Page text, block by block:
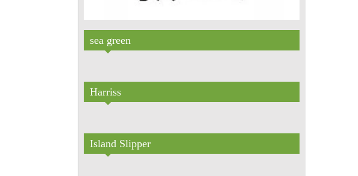
sea green
Harriss
Island Slipper